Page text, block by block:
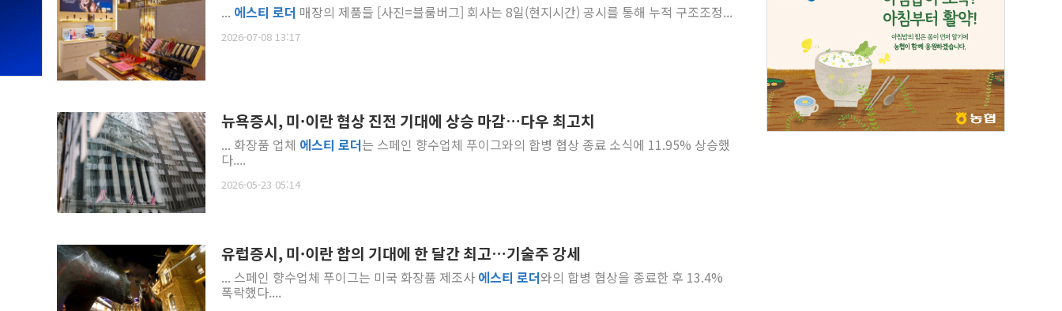
... 에스티 로더 매장의 제품들 [사진=블룸버그] 회사는 8일(현지시간) 공시를 통해 누적 구조조정...
2026-07-08 13:17
뉴욕증시, 미·이란 협상 진전 기대에 상승 마감…다우 최고치
... 화장품 업체 에스티 로더는 스페인 향수업체 푸이그와의 합병 협상 종료 소식에 11.95% 상승했
다....
2026-05-23 05:14
유럽증시, 미·이란 합의 기대에 한 달간 최고…기술주 강세
... 스페인 향수업체 푸이그는 미국 화장품 제조사 에스티 로더와의 합병 협상을 종료한 후 13.4%
폭락했다....